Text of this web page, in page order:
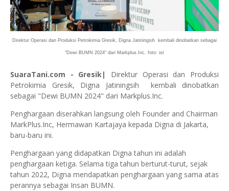
Direktur Operasi dan Produksi Petrokimia Gresik, Digna Jatiningsih kembali dinobatkan sebagai
"Dewi BUMN 2024" dari Markplus.Inc. foto: ist
SuaraTani.com - Gresik| Direktur Operasi dan Produksi
Petrokimia Gresik, Digna Jatiningsih kembali dinobatkan
sebagai "Dewi BUMN 2024" dari Markplus.Inc.
Penghargaan diserahkan langsung oleh Founder and Chairman
MarkPlus.Inc, Hermawan Kartajaya kepada Digna di Jakarta,
baru-baru ini.
Penghargaan yang didapatkan Digna tahun ini adalah
penghargaan ketiga. Selama tiga tahun berturut-turut, sejak
tahun 2022, Digna mendapatkan penghargaan yang sama atas
perannya sebagai Insan BUMN.